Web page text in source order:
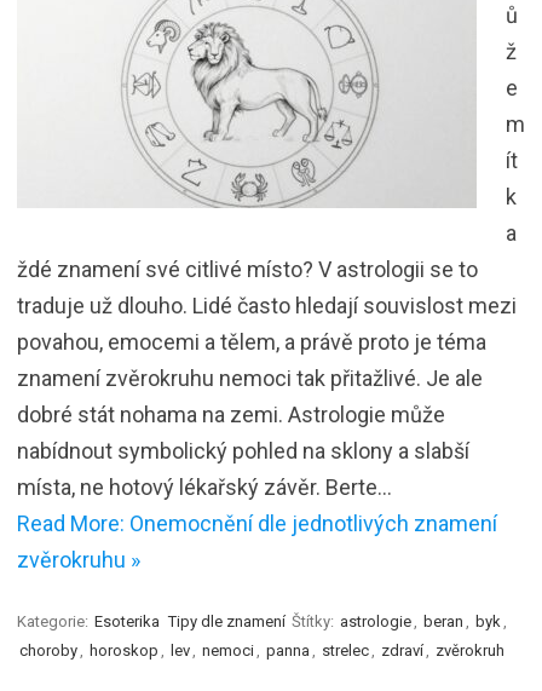
ů
ž
e
m
ít
k
a
ždé znamení své citlivé místo? V astrologii se to
traduje už dlouho. Lidé často hledají souvislost mezi
povahou, emocemi a tělem, a právě proto je téma
znamení zvěrokruhu nemoci tak přitažlivé. Je ale
dobré stát nohama na zemi. Astrologie může
nabídnout symbolický pohled na sklony a slabší
místa, ne hotový lékařský závěr. Berte…
Read More: Onemocnění dle jednotlivých znamení
zvěrokruhu »
Kategorie: Esoterika Tipy dle znamení Štítky: astrologie beran byk
choroby
horoskop lev nemoci panna strelec zdraví zvěrokruh